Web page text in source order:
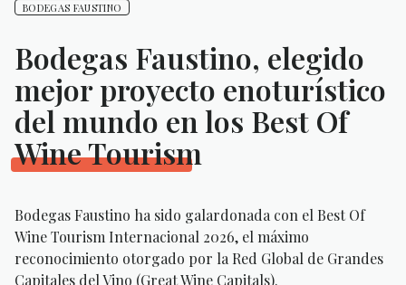
BODEGAS FAUSTINO
Bodegas Faustino, elegido
mejor proyecto enoturístico
del mundo en los Best Of
Wine Tourism
Bodegas Faustino ha sido galardonada con el Best Of
Wine Tourism Internacional 2026, el máximo
reconocimiento otorgado por la Red Global de Grandes
Capitales del Vino (Great Wine Capitals).